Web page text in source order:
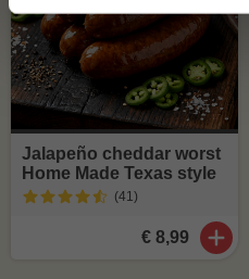
Jalapeño cheddar worst
Home Made Texas style
(41)
€ 8,99